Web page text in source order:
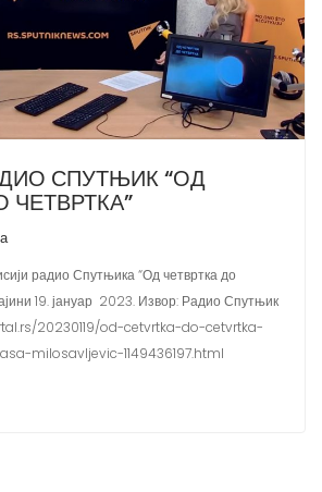
СПУТЊИК “ОД
ЧЕТВРТКА”
радио Спутњика “Од четвртка до
​19. јануар 2023. ​Извор: Радио Спутњик
20230119/od-cetvrtka-do-cetvrtka-
milosavljevic-1149436197.html